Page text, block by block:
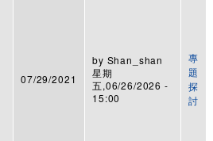
07/29/2021
by Shan_shan
星期
五,06/26/2026 -
15:00
專
題
探
討